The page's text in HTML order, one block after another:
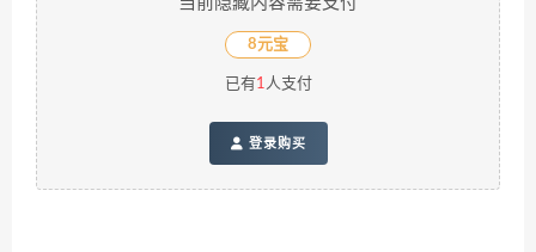
8元宝
已有1人支付
登录购买